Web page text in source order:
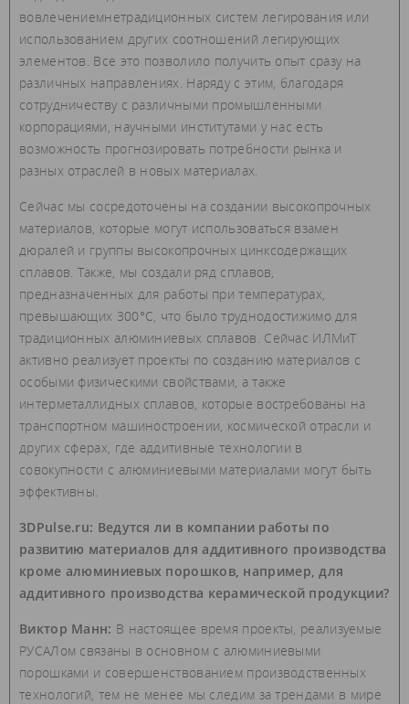
вовлечениемнетрадиционных систем легирования или
использованием других соотношений легирующих
элементов. Все это позволило получить опыт сразу на
различных направлениях. Наряду с этим, благодаря
сотрудничеству с различными промышленными
корпорациями, научными институтами у нас есть
возможность прогнозировать потребности рынка и
разных отраслей в новых материалах.
Сейчас мы сосредоточены на создании высокопрочных
материалов, которые могут использоваться взамен
дюралей и группы высокопрочных цинксодержащих
сплавов. Также, мы создали ряд сплавов,
предназначенных для работы при температурах,
превышающих 300°С, что было труднодостижимо для
традиционных алюминиевых сплавов. Сейчас ИЛМиТ
активно реализует проекты по созданию материалов с
особыми физическими свойствами, а также
интерметаллидных сплавов, которые востребованы на
транспортном машиностроении, космической отрасли и
других сферах, где аддитивные технологии в
совокупности с алюминиевыми материалами могут быть
эффективны.
3DPulse.ru: Ведутся ли в компании работы по
развитию материалов для аддитивного производства
кроме алюминиевых порошков, например, для
аддитивного производства керамической продукции?
Виктор Манн: В настоящее время проекты, реализуемые
РУСАЛом связаны в основном с алюминиевыми
порошками и совершенствованием производственных
технологий, тем не менее мы следим за трендами в мире